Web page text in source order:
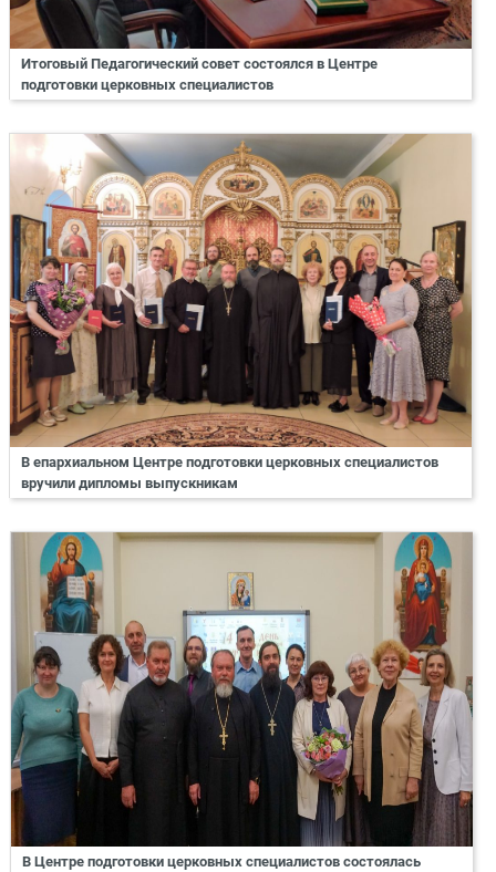
Итоговый Педагогический совет состоялся в Центре
подготовки церковных специалистов
В епархиальном Центре подготовки церковных специалистов
вручили дипломы выпускникам
В Центре подготовки церковных специалистов состоялась